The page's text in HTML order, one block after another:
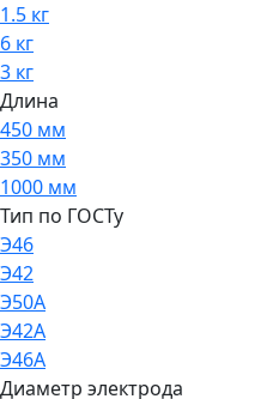
1.5 кг
6 кг
3 кг
Длина
450 мм
350 мм
1000 мм
Тип по ГОСТу
Э46
Э42
Э50А
Э42А
Э46А
Диаметр электрода